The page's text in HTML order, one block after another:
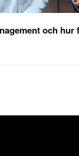
och hur